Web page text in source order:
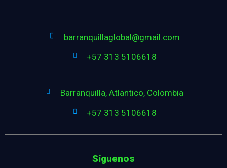
barranquillaglobal@gmail.com
+57 313 5106618
Barranquilla, Atlantico, Colombia
+57 313 5106618
Síguenos